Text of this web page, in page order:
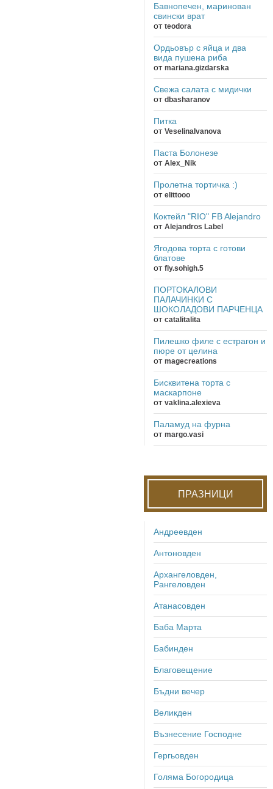
Бавнопечен, маринован
свински врат
от teodora
Ордьовър с яйца и два
вида пушена риба
от mariana.gizdarska
Свежа салата с мидички
от dbasharanov
Питка
от VeselinaIvanova
Паста Болонезе
от Alex_Nik
Пролетна тортичка :)
от elittooo
Коктейл "RIO" FB Alejandro
от Alejandros Label
Ягодова торта с готови
блатове
от fly.sohigh.5
ПОРТОКАЛОВИ
ПАЛАЧИНКИ С
ШОКОЛАДОВИ ПАРЧЕНЦА
от catalitalita
Пилешко филе с естрагон и
пюре от целина
от magecreations
Бисквитена торта с
маскарпоне
от vaklina.alexieva
Паламуд на фурна
от margo.vasi
ПРАЗНИЦИ
Андреевден
Антоновден
Архангеловден,
Рангеловден
Атанасовден
Баба Марта
Бабинден
Благовещение
Бъдни вечер
Великден
Възнесение Господне
Гергьовден
Голяма Богородица